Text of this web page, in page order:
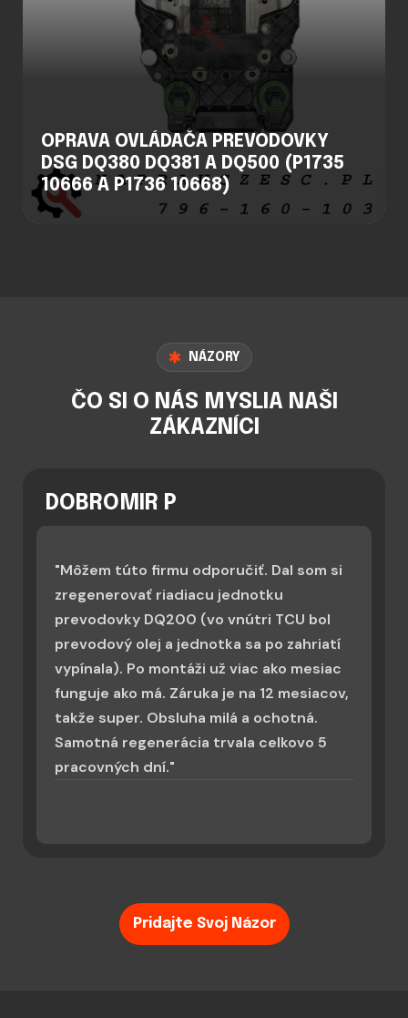
OPRAVA OVLÁDAČA PREVODOVKY
DSG DQ380 DQ381 A DQ500 (P1735
10666 A P1736 10668)
NÁZORY
ČO SI O NÁS MYSLIA NAŠI
ZÁKAZNÍCI
DOBROMIR P
"Môžem túto firmu odporučiť. Dal som si
zregenerovať riadiacu jednotku
prevodovky DQ200 (vo vnútri TCU bol
prevodový olej a jednotka sa po zahriatí
vypínala). Po montáži už viac ako mesiac
funguje ako má. Záruka je na 12 mesiacov,
takže super. Obsluha milá a ochotná.
Samotná regenerácia trvala celkovo 5
pracovných dní."
Pridajte Svoj Názor